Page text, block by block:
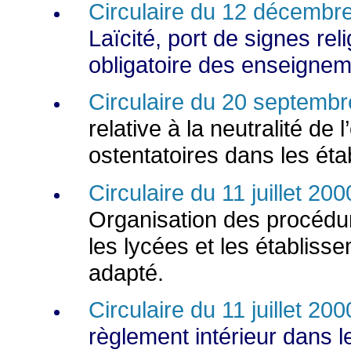
Circulaire du 12
Laïcité, port de signes
obligatoire des
Circulaire du 20
relative à la neutralité de
ostentatoires dans les
Circulaire du 11 juillet
Organisation des
les lycées et les
adapté.
Circulaire du 11 juillet
règlement intérieur dans